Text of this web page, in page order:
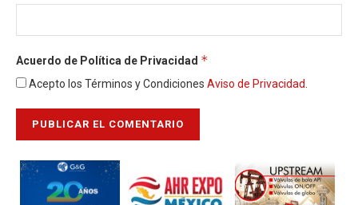
Acuerdo de Política de Privacidad *
Acepto los Términos y Condiciones Aviso de Privacidad